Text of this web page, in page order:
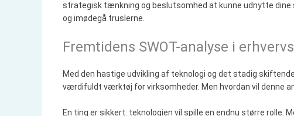
strategisk tænkning og beslutsomhed at kunne udnytte dine
og imødegå truslerne.
Fremtidens SWOT-analyse i
Med den hastige udvikling af teknologi og det stadig
værdifuldt værktøj for virksomheder. Men hvordan vil denne
En ting er sikkert: teknologien vil spille en endnu større rolle.